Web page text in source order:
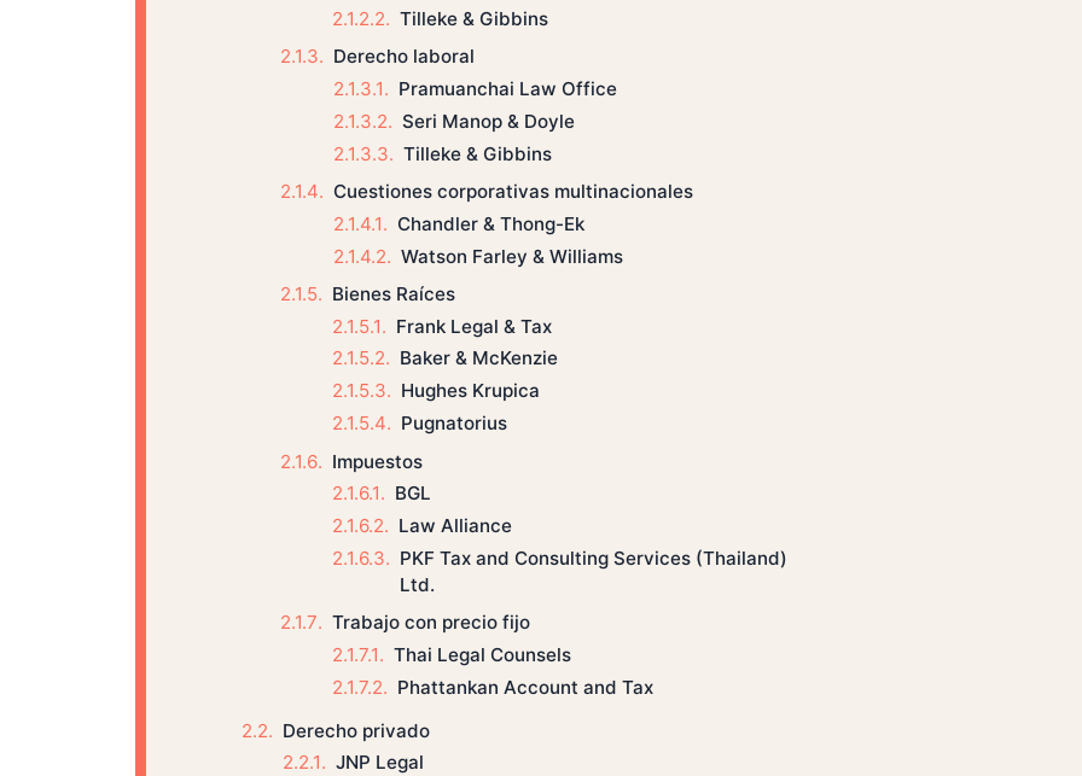
Tilleke & Gibbins
Derecho laboral
Pramuanchai Law Office
Seri Manop & Doyle
Tilleke & Gibbins
Cuestiones corporativas multinacionales
Chandler & Thong-Ek
Watson Farley & Williams
Bienes Raíces
Frank Legal & Tax
Baker & McKenzie
Hughes Krupica
Pugnatorius
Impuestos
BGL
Law Alliance
PKF Tax and Consulting Services (Thailand)
Ltd.
Trabajo con precio fijo
Thai Legal Counsels
Phattankan Account and Tax
Derecho privado
JNP Legal